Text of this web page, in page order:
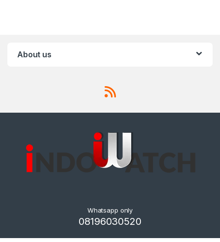
About us
Whatsapp only
08196030520